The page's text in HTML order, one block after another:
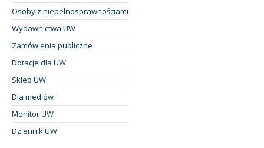
Osoby z niepełnosprawnościami
Wydawnictwa UW
Zamówienia publiczne
Dotacje dla UW
Sklep UW
Dla mediów
Monitor UW
Dziennik UW